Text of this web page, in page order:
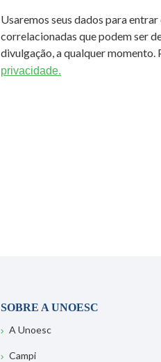
Usaremos seus dados para
correlacionadas que podem ser
divulgação, a qualquer momento.
privacidade.
SOBRE A UNOESC
A Unoesc
Campi